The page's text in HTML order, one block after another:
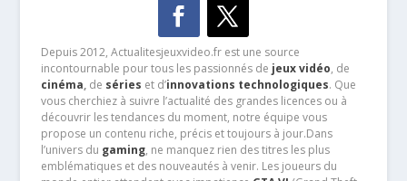
Depuis 2012, Actualitesjeuxvideo.fr est une source
incontournable pour tous les passionnés de jeux vidéo, de
cinéma,de séries et d’innovations technologiques. Que
vous cherchiez à suivre l’actualité des grandes licences ou à
découvrir les tendances du moment, notre équipe vous
propose un contenu riche, précis et toujours à jour.Dans
l’univers du gaming, ne manquez rien des titres les plus
emblématiques et des nouveautés à venir. Les joueurs du